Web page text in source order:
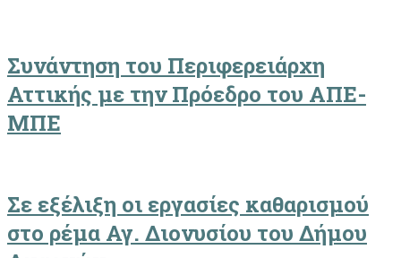
Συνάντηση του Περιφερειάρχη
Αττικής με την Πρόεδρο του ΑΠΕ-
ΜΠΕ
Σε εξέλιξη οι εργασίες καθαρισμού
στο ρέμα Αγ. Διονυσίου του Δήμου